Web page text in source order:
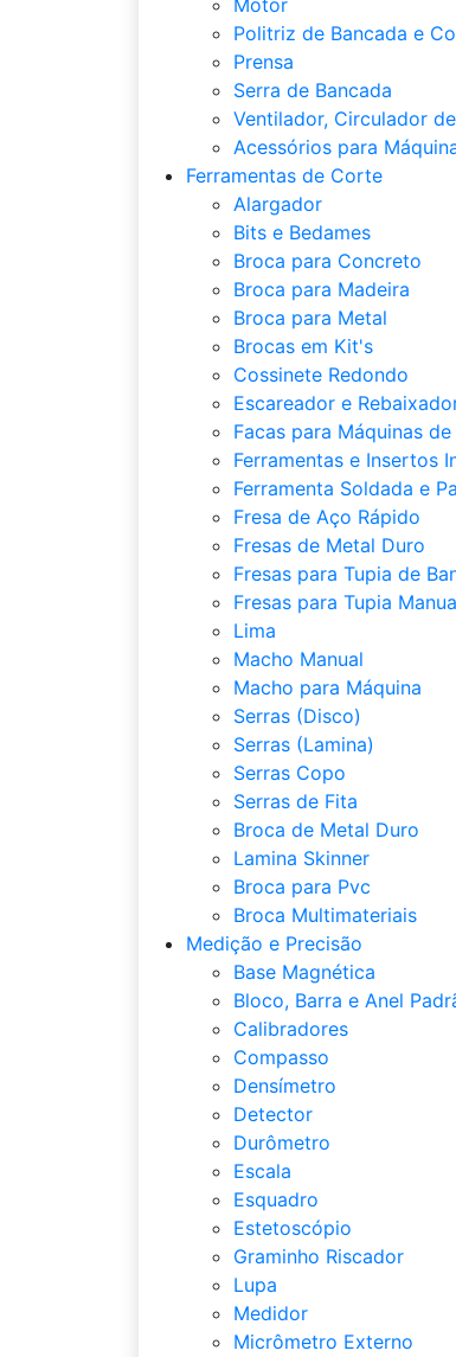
Motor
Politriz de Bancada e
Prensa
Serra de Bancada
Ventilador, Circulador
Acessórios para
Ferramentas de Corte
Alargador
Bits e Bedames
Broca para Concreto
Broca para Madeira
Broca para Metal
Brocas em Kit's
Cossinete Redondo
Escareador e
Facas para Máquinas
Ferramentas e Insertos
Ferramenta Soldada e
Fresa de Aço Rápido
Fresas de Metal Duro
Fresas para Tupia de
Fresas para Tupia
Lima
Macho Manual
Macho para Máquina
Serras (Disco)
Serras (Lamina)
Serras Copo
Serras de Fita
Broca de Metal Duro
Lamina Skinner
Broca para Pvc
Broca Multimateriais
Medição e Precisão
Base Magnética
Bloco, Barra e Anel
Calibradores
Compasso
Densímetro
Detector
Durômetro
Escala
Esquadro
Estetoscópio
Graminho Riscador
Lupa
Medidor
Micrômetro Externo